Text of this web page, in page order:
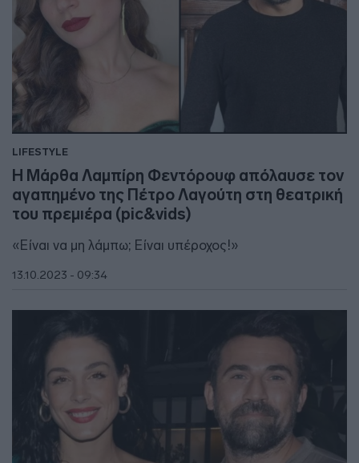
LIFESTYLE
Η Μάρθα Λαμπίρη Φεντόρουφ απόλαυσε τον
αγαπημένο της Πέτρο Λαγούτη στη θεατρική
του πρεμιέρα (pic&vids)
«Είναι να μη λάμπω; Είναι υπέροχος!»
13.10.2023 - 09:34